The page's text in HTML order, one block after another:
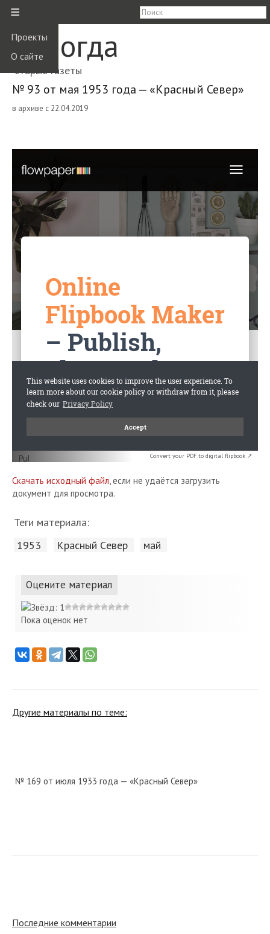
≡
Проекты
О сайте
Вологда
старые газеты
№ 93 от мая 1953 года — «Красный Север»
в архиве с 22.04.2019
Convert your PDF to digital flipbook ↗
Скачать исходный файл, если не удаётся загрузить
документ для просмотра.
Теги материала:
1953 Красный Cевер май
Оцените материал
Пока оценок нет
Другие материалы по теме:
№ 169 от июля 1933 года — «Красный Север»
Последние комментарии